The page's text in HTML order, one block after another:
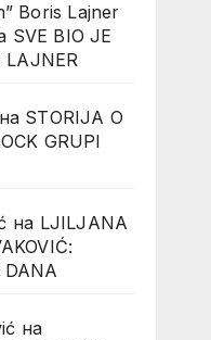
Boris Lajner
SVE BIO JE
LAJNER
на STORIJA O
GRUPI
на LJILJANA
DANA
на